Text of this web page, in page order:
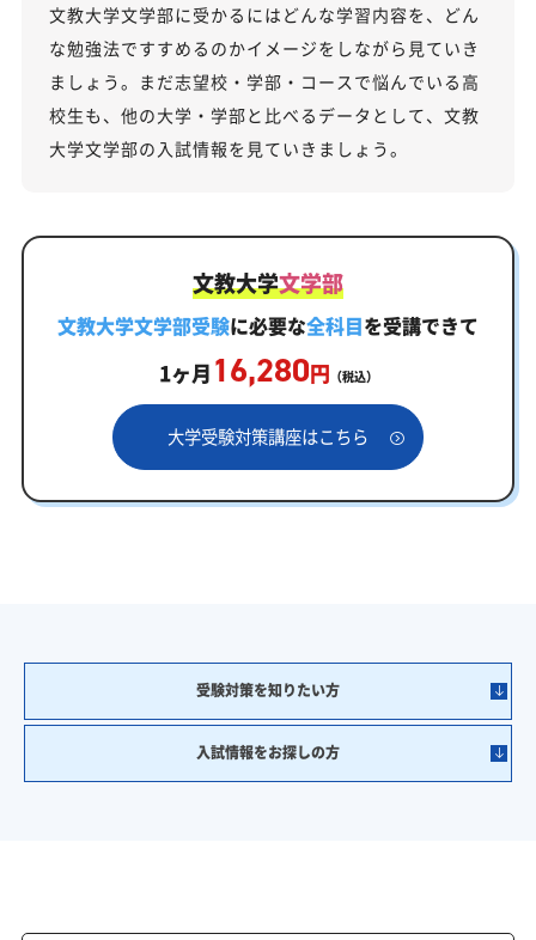
文教大学文学部に受かるにはどんな学習内容を、どん
な勉強法ですすめるのかイメージをしながら見ていき
ましょう。まだ志望校・学部・コースで悩んでいる高
校生も、他の大学・学部と比べるデータとして、文教
大学文学部の入試情報を見ていきましょう。
文教大学文学部
文教大学文学部受験に必要な全科目を受講できて
1ヶ月 16,280円 （税込）
大学受験対策講座はこちら
受験対策を知りたい方
入試情報をお探しの方